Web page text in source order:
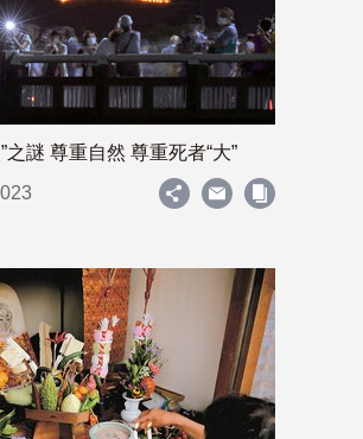
之謎 尊重自然 尊重死者“大”